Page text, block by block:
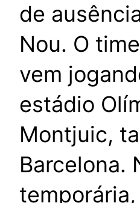
de
Nou. O
vem
estádio
Montjuic,
Barcelona.